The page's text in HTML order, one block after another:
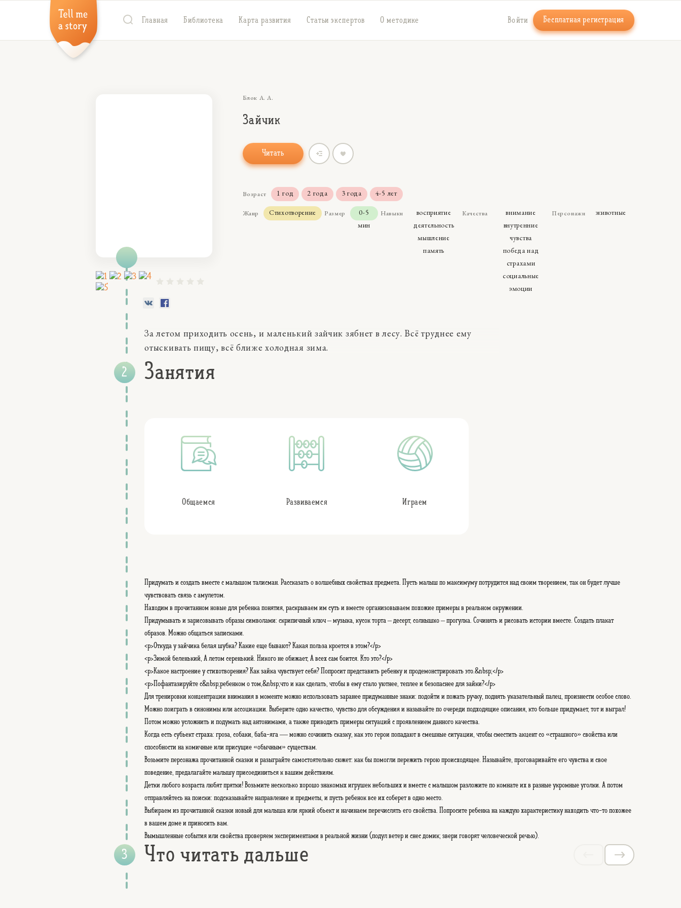
Главная Библиотека Карта развития Статьи экспертов О методике Войти Бесплатная регистрация
Блок А. А.
Зайчик
Читать
Возраст 1 год 2 года 3 года 4-5 лет
Жанр Стихотворение Размер
0-5
мин
Навыки
восприятие
деятельность
мышление
память
Качества
внимание
внутренние
чувства
победа над
страхами
социальные
эмоции
Персонажи животные
За летом приходить осень, и маленький зайчик зябнет в лесу. Всё труднее ему
отыскивать пищу, всё ближе холодная зима.
Занятия
Общаемся Развиваемся Играем
Придумать и создать вместе с малышом талисман. Рассказать о волшебных свойствах предмета. Пусть малыш по максимуму потрудится над своим творением, так он будет лучше
чувствовать связь с амулетом.
Находим в прочитанном новые для ребенка понятия, раскрываем им суть и вместе организовываем похожие примеры в реальном окружении.
Придумывать и зарисовывать образы символами: скрипичный ключ – музыка, кусок торта – десерт, солнышко – прогулка. Сочинять и рисовать истории вместе. Создать плакат
образов. Можно общаться записками.
<p>Откуда у зайчика белая шубка? Какие еще бывают? Какая польза кроется в этом?</p>
<p>Зимой беленький, А летом серенький. Никого не обижает, А всех сам боится. Кто это?</p>
<p>Какое настроение у стихотворения? Как зайка чувствует себя? Попросит представить ребенку и продемонстрировать это.&nbsp;</p>
<p>Пофантазируйте с&nbsp;ребенком о том,&nbsp;что и как сделать, чтобы в ему стало уютнее, теплее и безопаснее для зайки?</p>
Для тренировки концентрации внимания в моменте можно использовать заранее придуманные знаки: подойти и пожать ручку, поднять указательный палец, произнести особое слово.
Можно поиграть в синонимы или ассоциации. Выберите одно качество, чувство для обсуждения и называйте по очереди подходящие описания, кто больше придумает, тот и выграл!
Потом можно усложнить и подумать над антонимами, а также приводить примеры ситуаций с проявлением данного качества.
Когда есть субъект страха: гроза, собаки, баба-яга — можно сочинить сказку, как это герои попадают в смешные ситуации, чтобы сместить акцент со «страшного» свойства или
способности на комичные или присущие «обычным» существам.
Возьмите персонажа прочитанной сказки и разыграйте самостоятельно сюжет: как бы помогли пережить герою происходящее. Называйте, проговаривайте его чувства и свое
поведение, предалагайте малышу присоединиться к вашим действиям.
Детки любого возраста любят прятки! Возьмите несколько хорошо знакомых игрушек небольших и вместе с малышом разложите по комнате их в разные укромные уголки. А потом
отправляйтесь на поиски: подсказывайте направление и предметы, и пусть ребенок все их соберет в одно место.
Выбираем из прочитанной сказки новый для малыша или яркий объект и начинаем перечислять его свойства. Попросите ребенка на каждую характеристику находить что-то похожее
в вашем доме и приносить вам.
Вымышленные события или свойства проверяем экспериментами в реальной жизни (подул ветер и снес домик; звери говорят человеческой речью).
Что читать дальше